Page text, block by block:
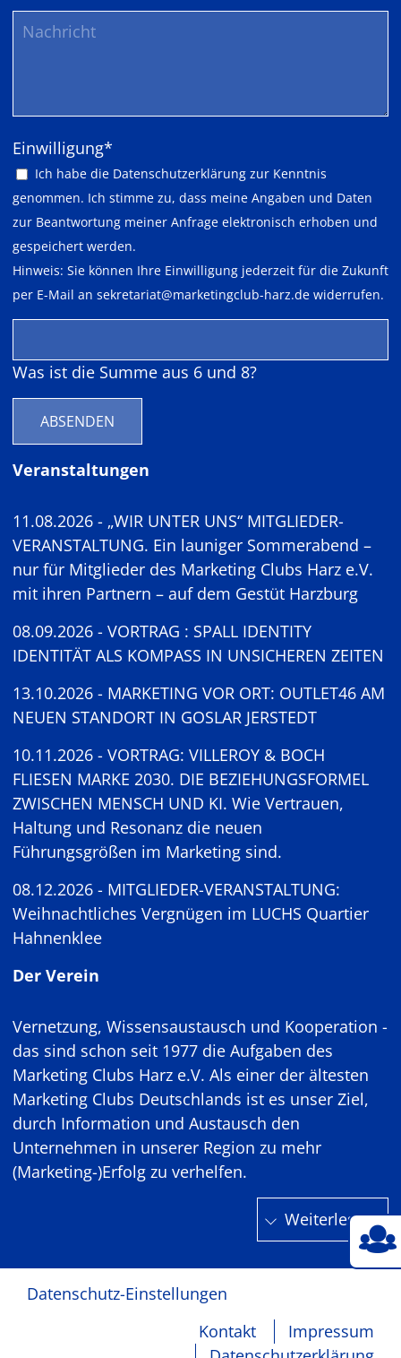
Pflichtfeld
Einwilligung*
Ich habe die Datenschutzerklärung zur Kenntnis
genommen. Ich stimme zu, dass meine Angaben und Daten
zur Beantwortung meiner Anfrage elektronisch erhoben und
gespeichert werden.
Hinweis: Sie können Ihre Einwilligung jederzeit für die Zukunft
per E-Mail an sekretariat@marketingclub-harz.de widerrufen.
Was ist die Summe aus 6 und 8?
ABSENDEN
Veranstaltungen
11.08.2026 - „WIR UNTER UNS“ MITGLIEDER-
VERANSTALTUNG. Ein launiger Sommerabend –
nur für Mitglieder des Marketing Clubs Harz e.V.
mit ihren Partnern – auf dem Gestüt Harzburg
08.09.2026 - VORTRAG : SPALL IDENTITY
IDENTITÄT ALS KOMPASS IN UNSICHEREN ZEITEN
13.10.2026 - MARKETING VOR ORT: OUTLET46 AM
NEUEN STANDORT IN GOSLAR JERSTEDT
10.11.2026 - VORTRAG: VILLEROY & BOCH
FLIESEN MARKE 2030. DIE BEZIEHUNGSFORMEL
ZWISCHEN MENSCH UND KI. Wie Vertrauen,
Haltung und Resonanz die neuen
Führungsgrößen im Marketing sind.
08.12.2026 - MITGLIEDER-VERANSTALTUNG:
Weihnachtliches Vergnügen im LUCHS Quartier
Hahnenklee
Der Verein
Vernetzung, Wissensaustausch und Kooperation -
das sind schon seit 1977 die Aufgaben des
Marketing Clubs Harz e.V. Als einer der ältesten
Marketing Clubs Deutschlands ist es unser Ziel,
durch Information und Austausch den
Unternehmen in unserer Region zu mehr
(Marketing-)Erfolg zu verhelfen.
Weiterlesen
Datenschutz-Einstellungen
Kontakt
Impressum